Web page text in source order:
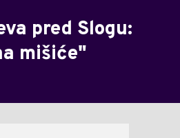
pred Slogu:
mišiće"